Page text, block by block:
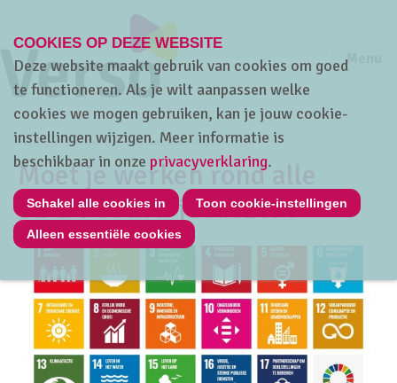
Jump
Menu
Home Thema's Sociaal overleg
Moet je werken rond alle
SDG’s of kan je kiezen?
COOKIES OP DEZE WEBSITE
Deze website maakt gebruik van cookies om goed
te functioneren. Als je wilt aanpassen welke
cookies we mogen gebruiken, kan je jouw cookie-
instellingen wijzigen. Meer informatie is
beschikbaar in onze privacyverklaring.
Schakel alle cookies in Toon cookie-instellingen
Alleen essentiële cookies